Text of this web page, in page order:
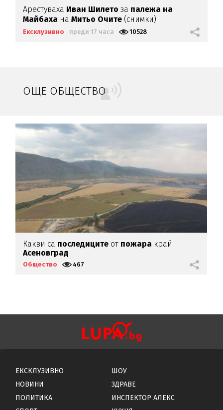
Арестуваха Иван Шилетоза палежа на
Майбаха наМитьо Очите (снимки)
Ексклузивно преди 17 часа 10528
ОЩЕ ОБЩЕСТВО
Какви са последиците от пожара край
Асеновград
Общество 467
ЕКСКЛУЗИВНО
НОВИНИ
ПОЛИТИКА
ШОУ
ЗДРАВЕ
ИНСПЕКТОР АЛЕКС